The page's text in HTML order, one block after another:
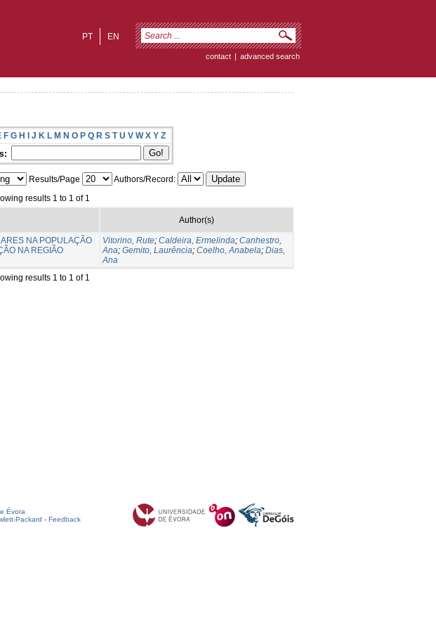
EN
PT
contact | advanced search
F G H I J K L M N O P Q R S T U V W X Y Z
Results/Page
Authors/Record:
results 1 to 1 of 1
Author(s)
NA POPULAÇÃO
NA REGIÃO
Vitorino, Rute; Caldeira, Ermelinda; Canhestro,
Ana; Gemito, Laurência; Coelho, Anabela; Dias,
Ana
results 1 to 1 of 1
Évora
Packard - Feedback